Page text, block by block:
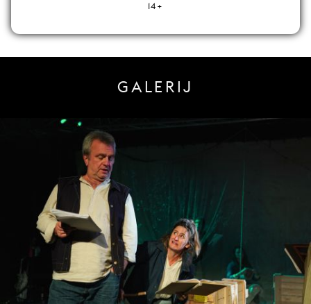
14+
GALERIJ